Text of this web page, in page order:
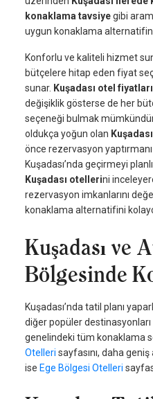
konaklama tavsiyegibi
uygun konaklama alternatifini
Konforlu ve kaliteli hizmet
bütçelere hitap eden fiyat
sunar. Kuşadası otel fiyatları
değişiklik gösterse de her
seçeneği bulmak
oldukça yoğun olan
önce rezervasyon
Kuşadası’nda geçirmeyi
Kuşadası otellerini
rezervasyon imkanlarını
konaklama alternatifini
Kuşadası ve
Bölgesinde
Kuşadası’nda tatil planı
diğer popüler
genelindeki tüm konaklama
Otelleri sayfasını, daha
ise Ege Bölgesi Otelleri